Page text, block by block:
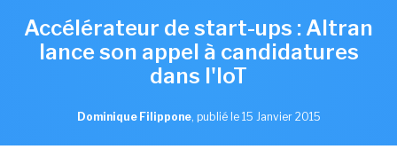
Accélérateur de start-ups : Altran
lance son appel à candidatures
dans l'IoT
Dominique Filippone, publié le 15 Janvier 2015